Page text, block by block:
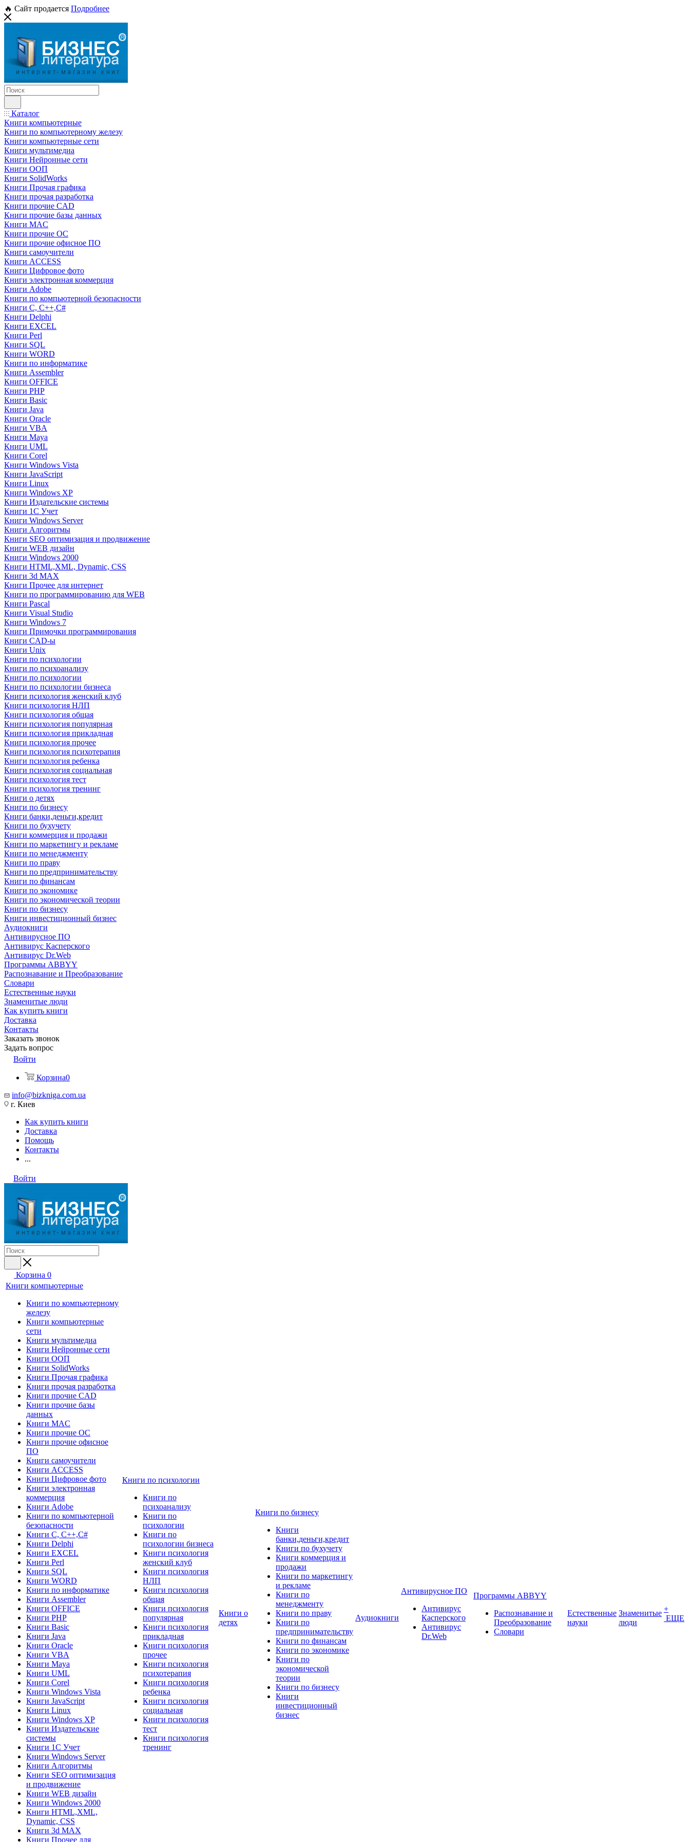
🔥 Сайт продается Подробнее
Каталог
Книги компьютерные
Книги по компьютерному железу
Книги компьютерные сети
Книги мультимедиа
Книги Нейронные сети
Книги ООП
Книги SolidWorks
Книги Прочая графика
Книги прочая разработка
Книги прочие CAD
Книги прочие базы данных
Книги MAC
Книги прочие ОС
Книги прочие офисное ПО
Книги самоучители
Книги ACCESS
Книги Цифровое фото
Книги электронная коммерция
Книги Adobe
Книги по компьютерной безопасности
Книги C, C++,С#
Книги Delphi
Книги EXCEL
Книги Perl
Книги SQL
Книги WORD
Книги по информатике
Книги Assembler
Книги OFFICE
Книги PHP
Книги Basic
Книги Java
Книги Oracle
Книги VBA
Книги Maya
Книги UML
Книги Corel
Книги Windows Vista
Книги JavaScript
Книги Linux
Книги Windows XP
Книги Издательские системы
Книги 1C Учет
Книги Windows Server
Книги Алгоритмы
Книги SEO оптимизация и продвижение
Книги WEB дизайн
Книги Windows 2000
Книги HTML,XML, Dynamic, CSS
Книги 3d MAX
Книги Прочее для интернет
Книги по программированию для WEB
Книги Pascal
Книги Visual Studio
Книги Windows 7
Книги Примочки программирования
Книги CAD-ы
Книги Unix
Книги по психологии
Книги по психоанализу
Книги по психологии
Книги по психологии бизнеса
Книги психология женский клуб
Книги психология НЛП
Книги психология общая
Книги психология популярная
Книги психология прикладная
Книги психология прочее
Книги психология психотерапия
Книги психология ребенка
Книги психология социальная
Книги психология тест
Книги психология тренинг
Книги о детях
Книги по бизнесу
Книги банки,деньги,кредит
Книги по бухучету
Книги коммерция и продажи
Книги по маркетингу и рекламе
Книги по менеджменту
Книги по праву
Книги по предпринимательству
Книги по финансам
Книги по экономике
Книги по экономической теории
Книги по бизнесу
Книги инвестиционный бизнес
Аудиокниги
Антивирусное ПО
Антивирус Касперского
Антивирус Dr.Web
Программы ABBYY
Распознавание и Преобразование
Словари
Естественные науки
Знаменитые люди
Как купить книги
Доставка
Контакты
Заказать звонок
Задать вопрос
Войти
Корзина0
info@bizkniga.com.ua
г. Киев
Как купить книги
Доставка
Помощь
Контакты
...
Войти
Корзина 0
Книги компьютерные
Книги по компьютерному
железу
Книги компьютерные
сети
Книги мультимедиа
Книги Нейронные сети
Книги ООП
Книги SolidWorks
Книги Прочая графика
Книги прочая разработка
Книги прочие CAD
Книги прочие базы
данных
Книги MAC
Книги прочие ОС
Книги прочие офисное
ПО
Книги самоучители
Книги ACCESS
Книги Цифровое фото
Книги электронная
коммерция
Книги Adobe
Книги по компьютерной
безопасности
Книги C, C++,С#
Книги Delphi
Книги EXCEL
Книги Perl
Книги SQL
Книги WORD
Книги по информатике
Книги Assembler
Книги OFFICE
Книги PHP
Книги Basic
Книги Java
Книги Oracle
Книги VBA
Книги Maya
Книги UML
Книги Corel
Книги Windows Vista
Книги JavaScript
Книги Linux
Книги Windows XP
Книги Издательские
системы
Книги 1C Учет
Книги Windows Server
Книги Алгоритмы
Книги SEO оптимизация
и продвижение
Книги WEB дизайн
Книги Windows 2000
Книги HTML,XML,
Dynamic, CSS
Книги 3d MAX
Книги Прочее для
Книги по психологии
Книги по
психоанализу
Книги по
психологии
Книги по
психологии бизнеса
Книги психология
женский клуб
Книги психология
НЛП
Книги психология
общая
Книги психология
популярная
Книги психология
прикладная
Книги психология
прочее
Книги психология
психотерапия
Книги психология
ребенка
Книги психология
социальная
Книги психология
тест
Книги психология
тренинг
Книги о
детях
Книги по бизнесу
Книги
банки,деньги,кредит
Книги по бухучету
Книги коммерция и
продажи
Книги по маркетингу
и рекламе
Книги по
менеджменту
Книги по праву
Книги по
предпринимательству
Книги по финансам
Книги по экономике
Книги по
экономической
теории
Книги по бизнесу
Книги
инвестиционный
бизнес
Аудиокниги
Антивирусное ПО
Антивирус
Касперского
Антивирус
Dr.Web
Программы ABBYY
Распознавание и
Преобразование
Словари
Естественные
науки
Знаменитые
люди
+
ЕЩЕ